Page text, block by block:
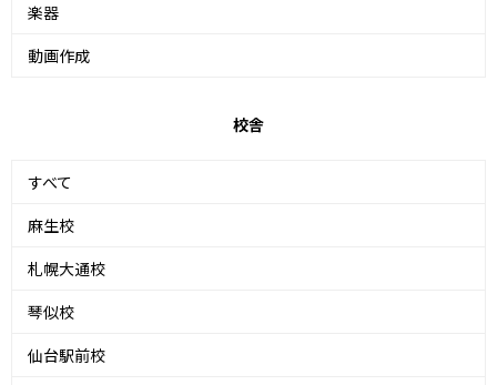
楽器
動画作成
校舎
すべて
麻生校
札幌大通校
琴似校
仙台駅前校